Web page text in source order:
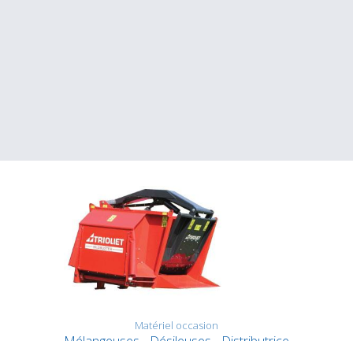
Matériel occasion